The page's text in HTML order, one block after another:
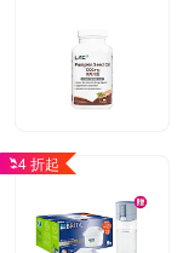
4 折起